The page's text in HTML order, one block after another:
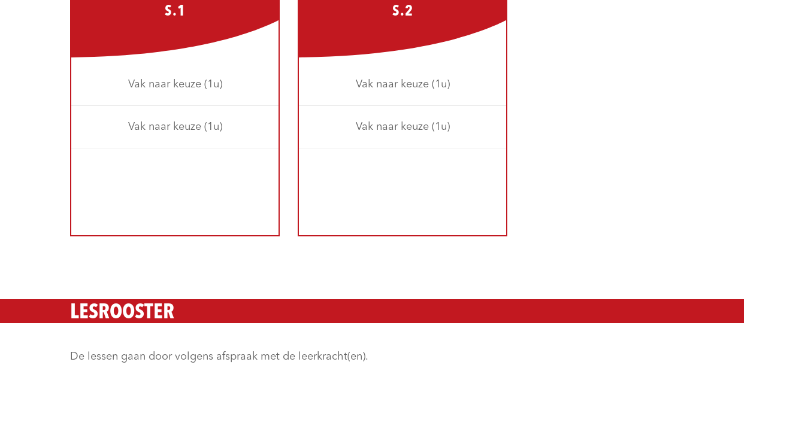
S.1
Vak naar keuze (1u)
Vak naar keuze (1u)
S.2
Vak naar keuze (1u)
Vak naar keuze (1u)
LESROOSTER
De lessen gaan door volgens afspraak met de leerkracht(en).